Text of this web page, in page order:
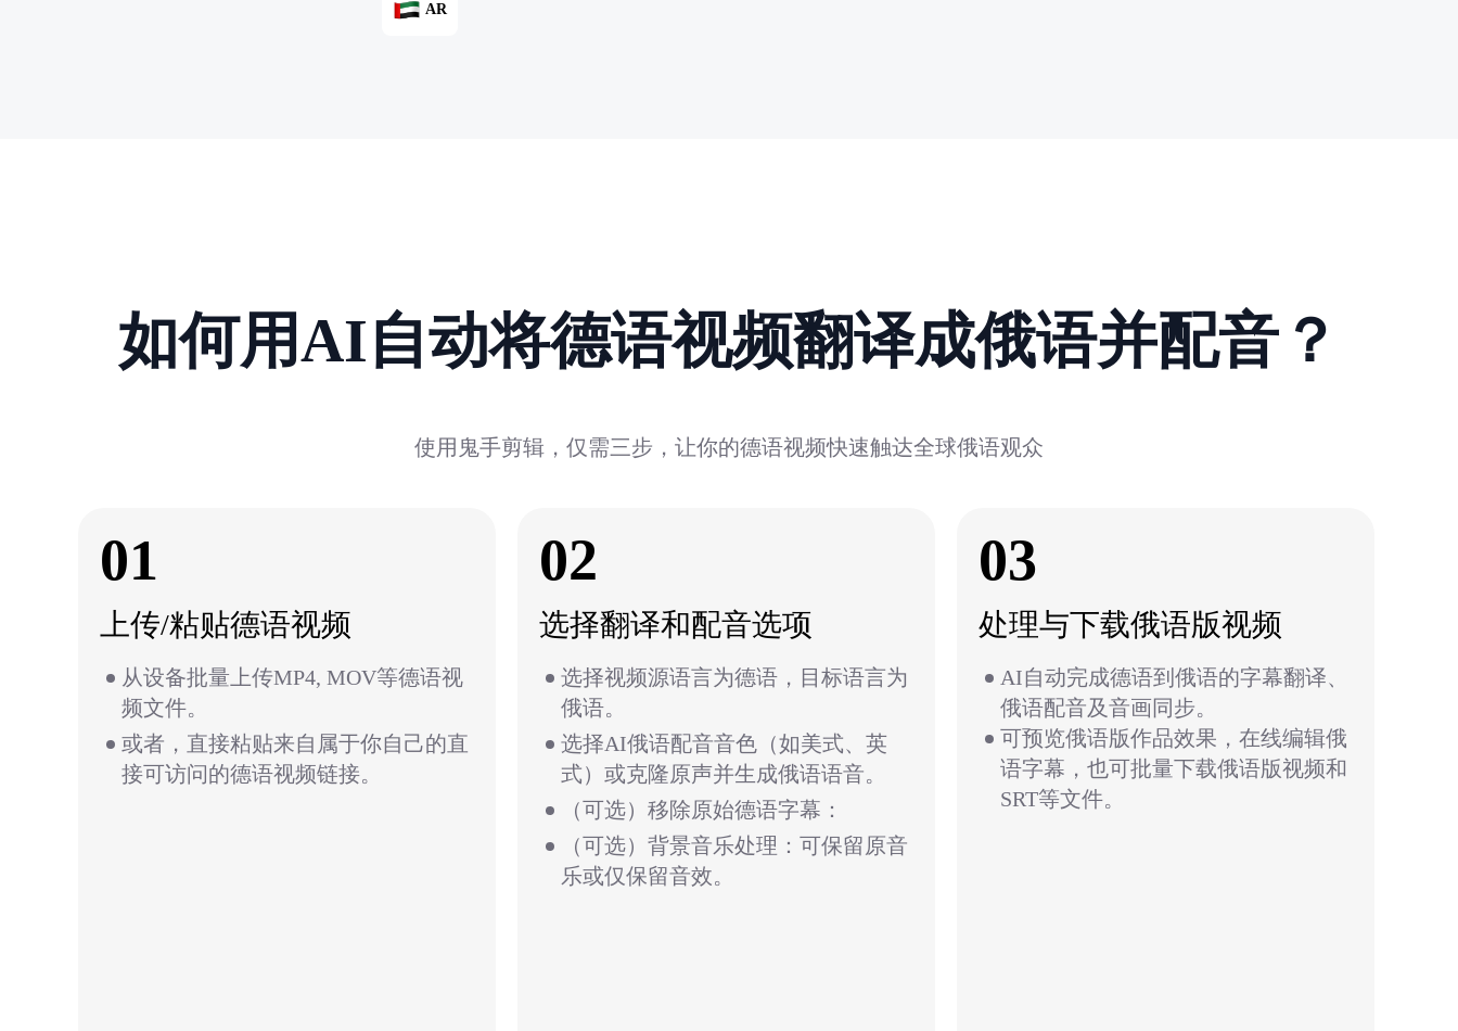
AR
如何用AI自动将德语视频翻译成俄语并配音？
使用鬼手剪辑，仅需三步，让你的德语视频快速触达全球俄语观众
01
上传/粘贴德语视频
从设备批量上传MP4, MOV等德语视
频文件。
或者，直接粘贴来自属于你自己的直
接可访问的德语视频链接。
02
选择翻译和配音选项
选择视频源语言为德语，目标语言为
俄语。
选择AI俄语配音音色（如美式、英
式）或克隆原声并生成俄语语音。
（可选）移除原始德语字幕：
（可选）背景音乐处理：可保留原音
乐或仅保留音效。
03
处理与下载俄语版视频
AI自动完成德语到俄语的字幕翻译、
俄语配音及音画同步。
可预览俄语版作品效果，在线编辑俄
语字幕，也可批量下载俄语版视频和
SRT等文件。